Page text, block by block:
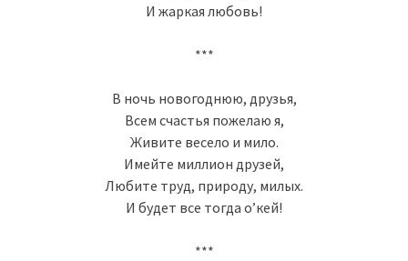
И жаркая любовь!
***
В ночь новогоднюю, друзья,
Всем счастья пожелаю я,
Живите весело и мило.
Имейте миллион друзей,
Любите труд, природу, милых.
И будет все тогда о’кей!
***